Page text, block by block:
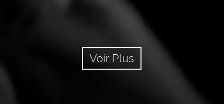
Voir Plus